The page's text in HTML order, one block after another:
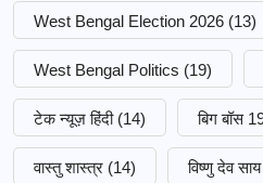
West Bengal Election 2026 (13)
West Bengal Politics (19)
टेक न्यूज़ हिंदी (14) बिग बॉस
वास्तु शास्त्र (14) विष्णु देव साय